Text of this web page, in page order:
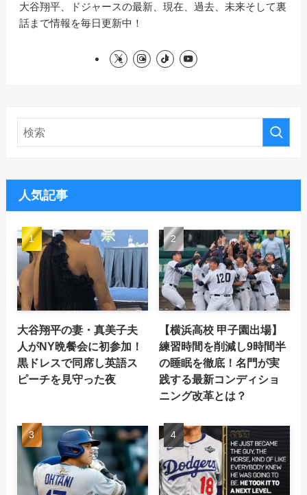
大谷翔平、ドジャースの最新、現在、過去、未来そして裏
話まで情報を毎日更新中！
人気記事
大谷翔平の妻・真美子夫
人がNY晩餐会に初参加！
黒ドレスで同席し英語ス
ピーチを見守った夜
【横浜高校 甲子園出場】
練習時間を削減し9時間半
の睡眠を徹底！名門が実
践する最新コンディショ
ニング改革とは？